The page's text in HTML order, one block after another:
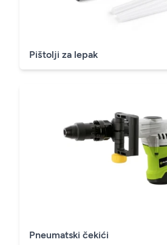
Pištolji za lepak
Pneumatski čekići